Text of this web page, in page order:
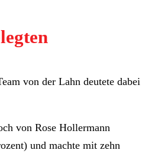
von der Lahn deutete dabei
von Rose Hollermann
und machte mit zehn